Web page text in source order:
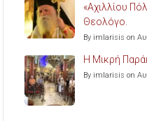
«Αχιλλίου
Θεολόγο.
By imlarisis on
Η Μικρή
By imlarisis on